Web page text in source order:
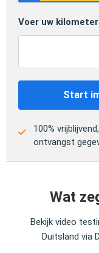
Voer uw
Start
100%
ontvangst
Wat
Bekijk video
Duitsland via